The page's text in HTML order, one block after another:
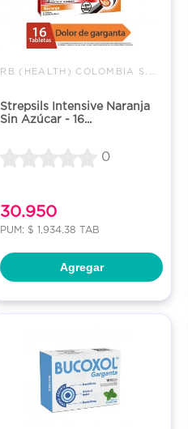
Strepsils Intensive Naranja
Sin Azúcar - 16...
0
30.950
PUM: $ 1,934.38 TAB
Agregar